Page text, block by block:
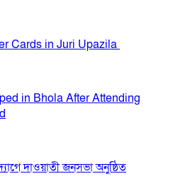
Cards in Juri Upazila
in Bhola After Attending
দাওয়াতী জনসভা অনুষ্ঠিত